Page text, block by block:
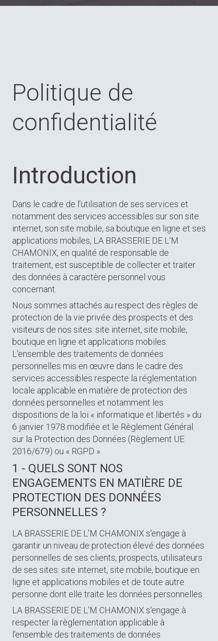
Politique de
confidentialité
Introduction
Dans le cadre de l’utilisation de ses services et
notamment des services accessibles sur son site
internet, son site mobile, sa boutique en ligne et ses
applications mobiles, LA BRASSERIE DE L'M
CHAMONIX, en qualité de responsable de
traitement, est susceptible de collecter et traiter
des données à caractère personnel vous
concernant.
Nous sommes attachés au respect des règles de
protection de la vie privée des prospects et des
visiteurs de nos sites: site internet, site mobile,
boutique en ligne et applications mobiles.
L'ensemble des traitements de données
personnelles mis en œuvre dans le cadre des
services accessibles respecte la réglementation
locale applicable en matière de protection des
données personnelles et notamment les
dispositions de la loi « informatique et libertés » du
6 janvier 1978 modifiée et le Règlement Général
sur la Protection des Données (Règlement UE
2016/679) ou « RGPD ».
1 - QUELS SONT NOS
ENGAGEMENTS EN MATIÈRE DE
PROTECTION DES DONNÉES
PERSONNELLES ?
LA BRASSERIE DE L'M CHAMONIX s'engage à
garantir un niveau de protection élevé des données
personnelles de ses clients, prospects, utilisateurs
de ses sites: site internet, site mobile, boutique en
ligne et applications mobiles et de toute autre
personne dont elle traite les données personnelles.
LA BRASSERIE DE L'M CHAMONIX s'engage à
respecter la règlementation applicable à
l'ensemble des traitements de données